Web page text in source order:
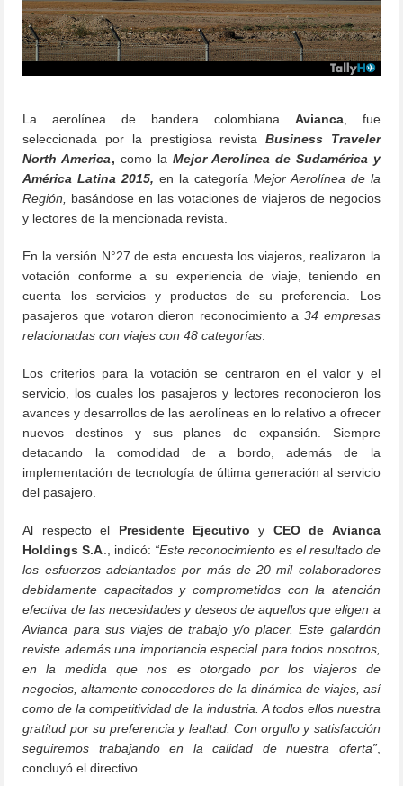
La aerolínea de bandera colombiana Avianca, fue
seleccionada por la prestigiosa revista Business Traveler
North America, como la Mejor Aerolínea de Sudamérica y
América Latina 2015, en la categoría Mejor Aerolínea de la
Región,
basándose en las votaciones de viajeros de negocios
y lectores de la mencionada revista.
En la versión N°27 de esta encuesta los viajeros, realizaron la
votación conforme a su experiencia de viaje, teniendo en
cuenta los servicios y productos de su preferencia. Los
pasajeros que votaron dieron reconocimiento a 34 empresas
relacionadas con viajes con 48 categorías
Los criterios para la votación se centraron en el valor y el
servicio, los cuales los pasajeros y lectores reconocieron los
avances y desarrollos de las aerolíneas en lo relativo a ofrecer
nuevos destinos y sus planes de expansión. Siempre
detacando la comodidad de a bordo, además de la
implementación de tecnología de última generación al servicio
del pasajero.
Al respecto el Presidente Ejecutivoy CEO de Avianca
Holdings S.A ., indicó: “Este reconocimiento es el resultado de
los esfuerzos adelantados por más de 20 mil colaboradores
debidamente capacitados y comprometidos con la atención
efectiva de las necesidades y deseos de aquellos que eligen a
Avianca para sus viajes de trabajo y/o placer. Este galardón
reviste además una importancia especial para todos nosotros,
en la medida que nos es otorgado por los viajeros de
negocios, altamente conocedores de la dinámica de viajes, así
como de la competitividad de la industria. A todos ellos nuestra
gratitud por su preferencia y lealtad. Con orgullo y satisfacción
seguiremos trabajando en la calidad de nuestra oferta”,
concluyó el directivo.